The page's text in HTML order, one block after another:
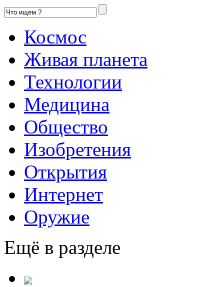
Космос
Живая планета
Технологии
Медицина
Общество
Изобретения
Открытия
Интернет
Оружие
Ещё в разделе